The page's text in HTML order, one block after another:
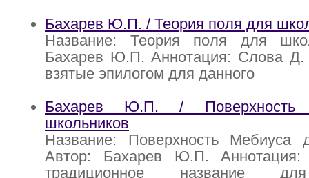
Бахарев Ю.П. / Теория поля для
Название: Теория поля для
Бахарев Ю.П. Аннотация: Слова
взятые эпилогом для данного
Бахарев Ю.П. / Поверхность
школьников
Название: Поверхность Мебиуса
Автор: Бахарев Ю.П. Аннотация:
традиционное название